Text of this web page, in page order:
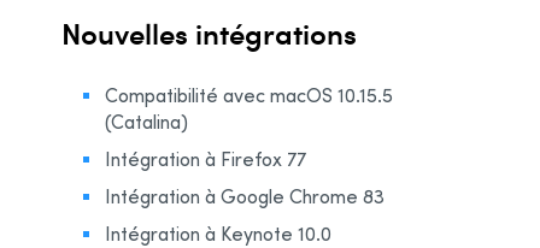
Nouvelles intégrations
Compatibilité avec macOS 10.15.5
(Catalina)
Intégration à Firefox 77
Intégration à Google Chrome 83
Intégration à Keynote 10.0